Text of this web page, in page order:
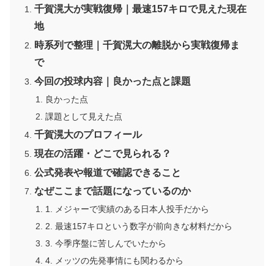
千賀滉大が実戦復帰｜最速157キロで見えた現在
地
時系列で整理｜千賀滉大の離脱から実戦復帰ま
で
今回の投球内容｜良かった点と課題
良かった点
課題として見えた点
千賀滉大のプロフィール
現在の活躍・どこで見られる？
公式発表や報道で確認できること
なぜここまで話題になっているのか
1. メジャーで実績のある日本人投手だから
2. 最速157キロという数字が前向きな材料だから
3. 今季序盤に苦しんでいたから
4. メッツの先発事情にも関わるから